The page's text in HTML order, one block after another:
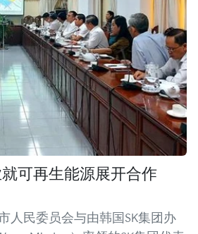
可再生能源展开合作
人民委员会与由韩国SK集团办